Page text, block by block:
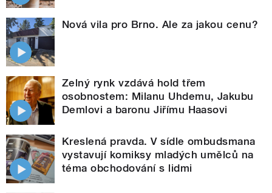
Nová vila pro Brno. Ale za jakou cenu?
Zelný rynk vzdává hold třem
osobnostem: Milanu Uhdemu, Jakubu
Demlovi a baronu Jiřímu Haasovi
Kreslená pravda. V sídle ombudsmana
vystavují komiksy mladých umělců na
téma obchodování s lidmi